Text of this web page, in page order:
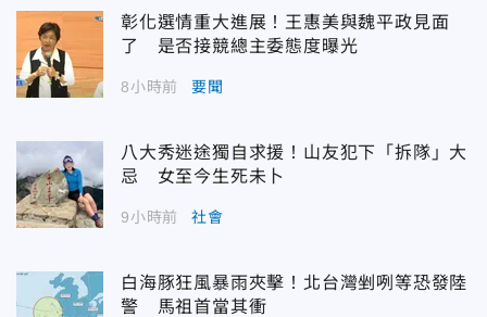
彰化選情重大進展！王惠美與魏平政見面
了 是否接競總主委態度曝光
8小時前 要聞
八大秀迷途獨自求援！山友犯下「拆隊」大
忌 女至今生死未卜
9小時前 社會
白海豚狂風暴雨夾擊！北台灣剉咧等恐發陸
警 馬祖首當其衝